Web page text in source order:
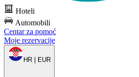
Hoteli
Automobili
Centar za pomoć
Moje rezervacije
HR | EUR